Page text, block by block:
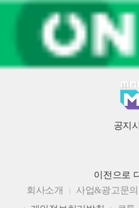
공지
이전으로
회사소개
사업&광고문의